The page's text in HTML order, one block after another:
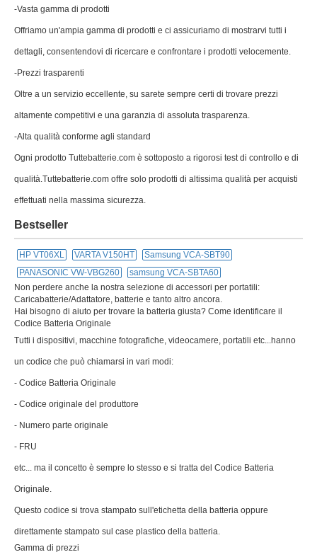
-Vasta gamma di prodotti
Offriamo un'ampia gamma di prodotti e ci assicuriamo di mostrarvi tutti i
dettagli, consentendovi di ricercare e confrontare i prodotti velocemente.
-Prezzi trasparenti
Oltre a un servizio eccellente, su sarete sempre certi di trovare prezzi
altamente competitivi e una garanzia di assoluta trasparenza.
-Alta qualità conforme agli standard
Ogni prodotto Tuttebatterie.com è sottoposto a rigorosi test di controllo e di
qualità.Tuttebatterie.com offre solo prodotti di altissima qualità per acquisti
effettuati nella massima sicurezza.
Bestseller
HP VT06XL VARTA V150HT
Samsung VCA-SBT90
PANASONIC VW-VBG260
samsung VCA-SBTA60
Non perdere anche la nostra selezione di accessori per portatili:
Caricabatterie/Adattatore, batterie e tanto altro ancora.
Hai bisogno di aiuto per trovare la batteria giusta? Come identificare il
Codice Batteria Originale
Tutti i dispositivi, macchine fotografiche, videocamere, portatili etc...hanno
un codice che può chiamarsi in vari modi:
- Codice Batteria Originale
- Codice originale del produttore
- Numero parte originale
- FRU
etc... ma il concetto è sempre lo stesso e si tratta del Codice Batteria
Originale.
Questo codice si trova stampato sull'etichetta della batteria oppure
direttamente stampato sul case plastico della batteria.
Gamma di prezzi